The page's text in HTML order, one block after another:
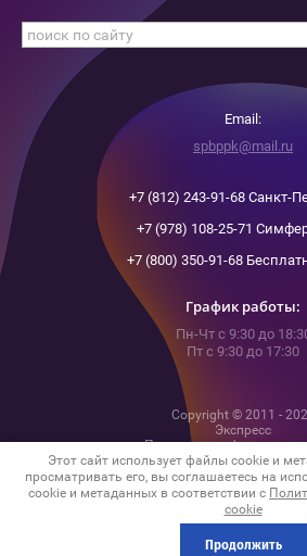
Email:
spbppk@mail.ru
+7 (812) 243-91-68 Санкт-
+7 (978) 108-25-71
+7 (800) 350-91-68
График работы:
Пн-Чт с 9:30 до
Пт с 9:30 до 17:30
Copyright © 2011 -
Экспресс
Политика
Megagroup.ru
Этот сайт использует файлы cookie и
просматривать его, вы соглашаетесь на
cookie и метаданных в соответствии с
cookie
Продолжить